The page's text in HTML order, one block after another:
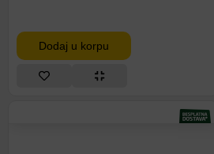
Dodaj u korpu